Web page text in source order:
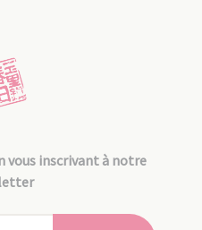
vous inscrivant à notre